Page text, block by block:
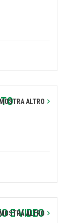
MOSTRA ALTRO
E VIDEO
ALTRO